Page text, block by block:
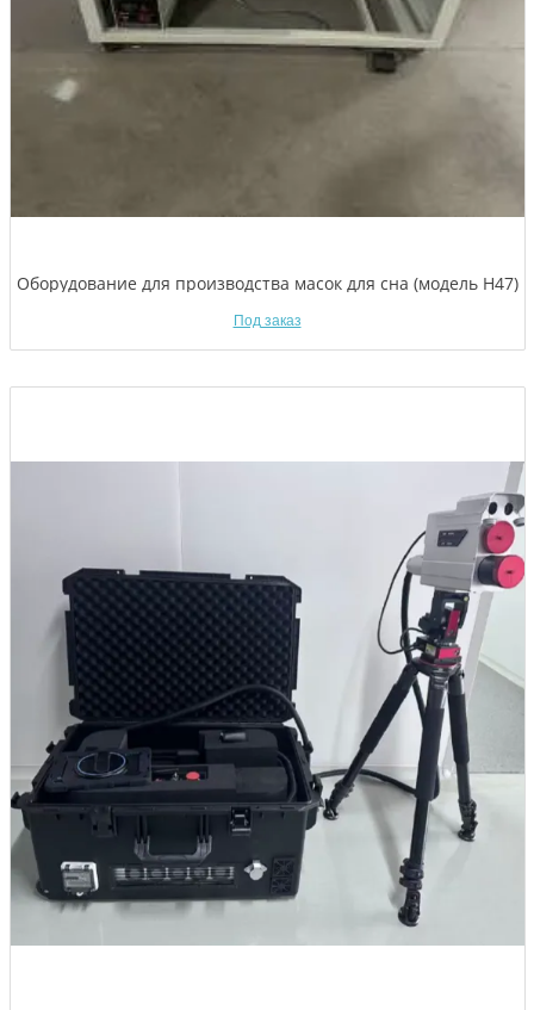
Оборудование для производства масок для сна (модель H47)
Под заказ